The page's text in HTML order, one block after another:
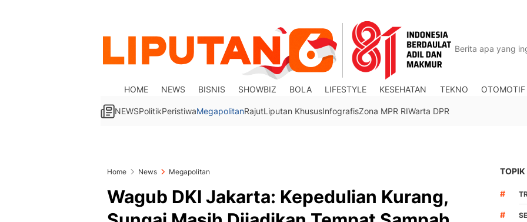
HOME NEWS BISNIS SHOWBIZ BOLA LIFESTYLE KESEHATAN TEKNO OTOMOTIF
NEWSPolitikPeristiwaMegapolitanRajutLiputan KhususInfografisZona MPR RIWarta DPR
Home News Megapolitan
Wagub DKI Jakarta: Kepedulian Kurang,
TOPIK
#
#